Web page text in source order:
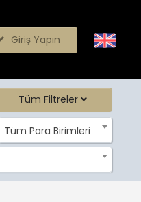
Giriş Yapın
Tüm Filtreler
Tüm Para Birimleri